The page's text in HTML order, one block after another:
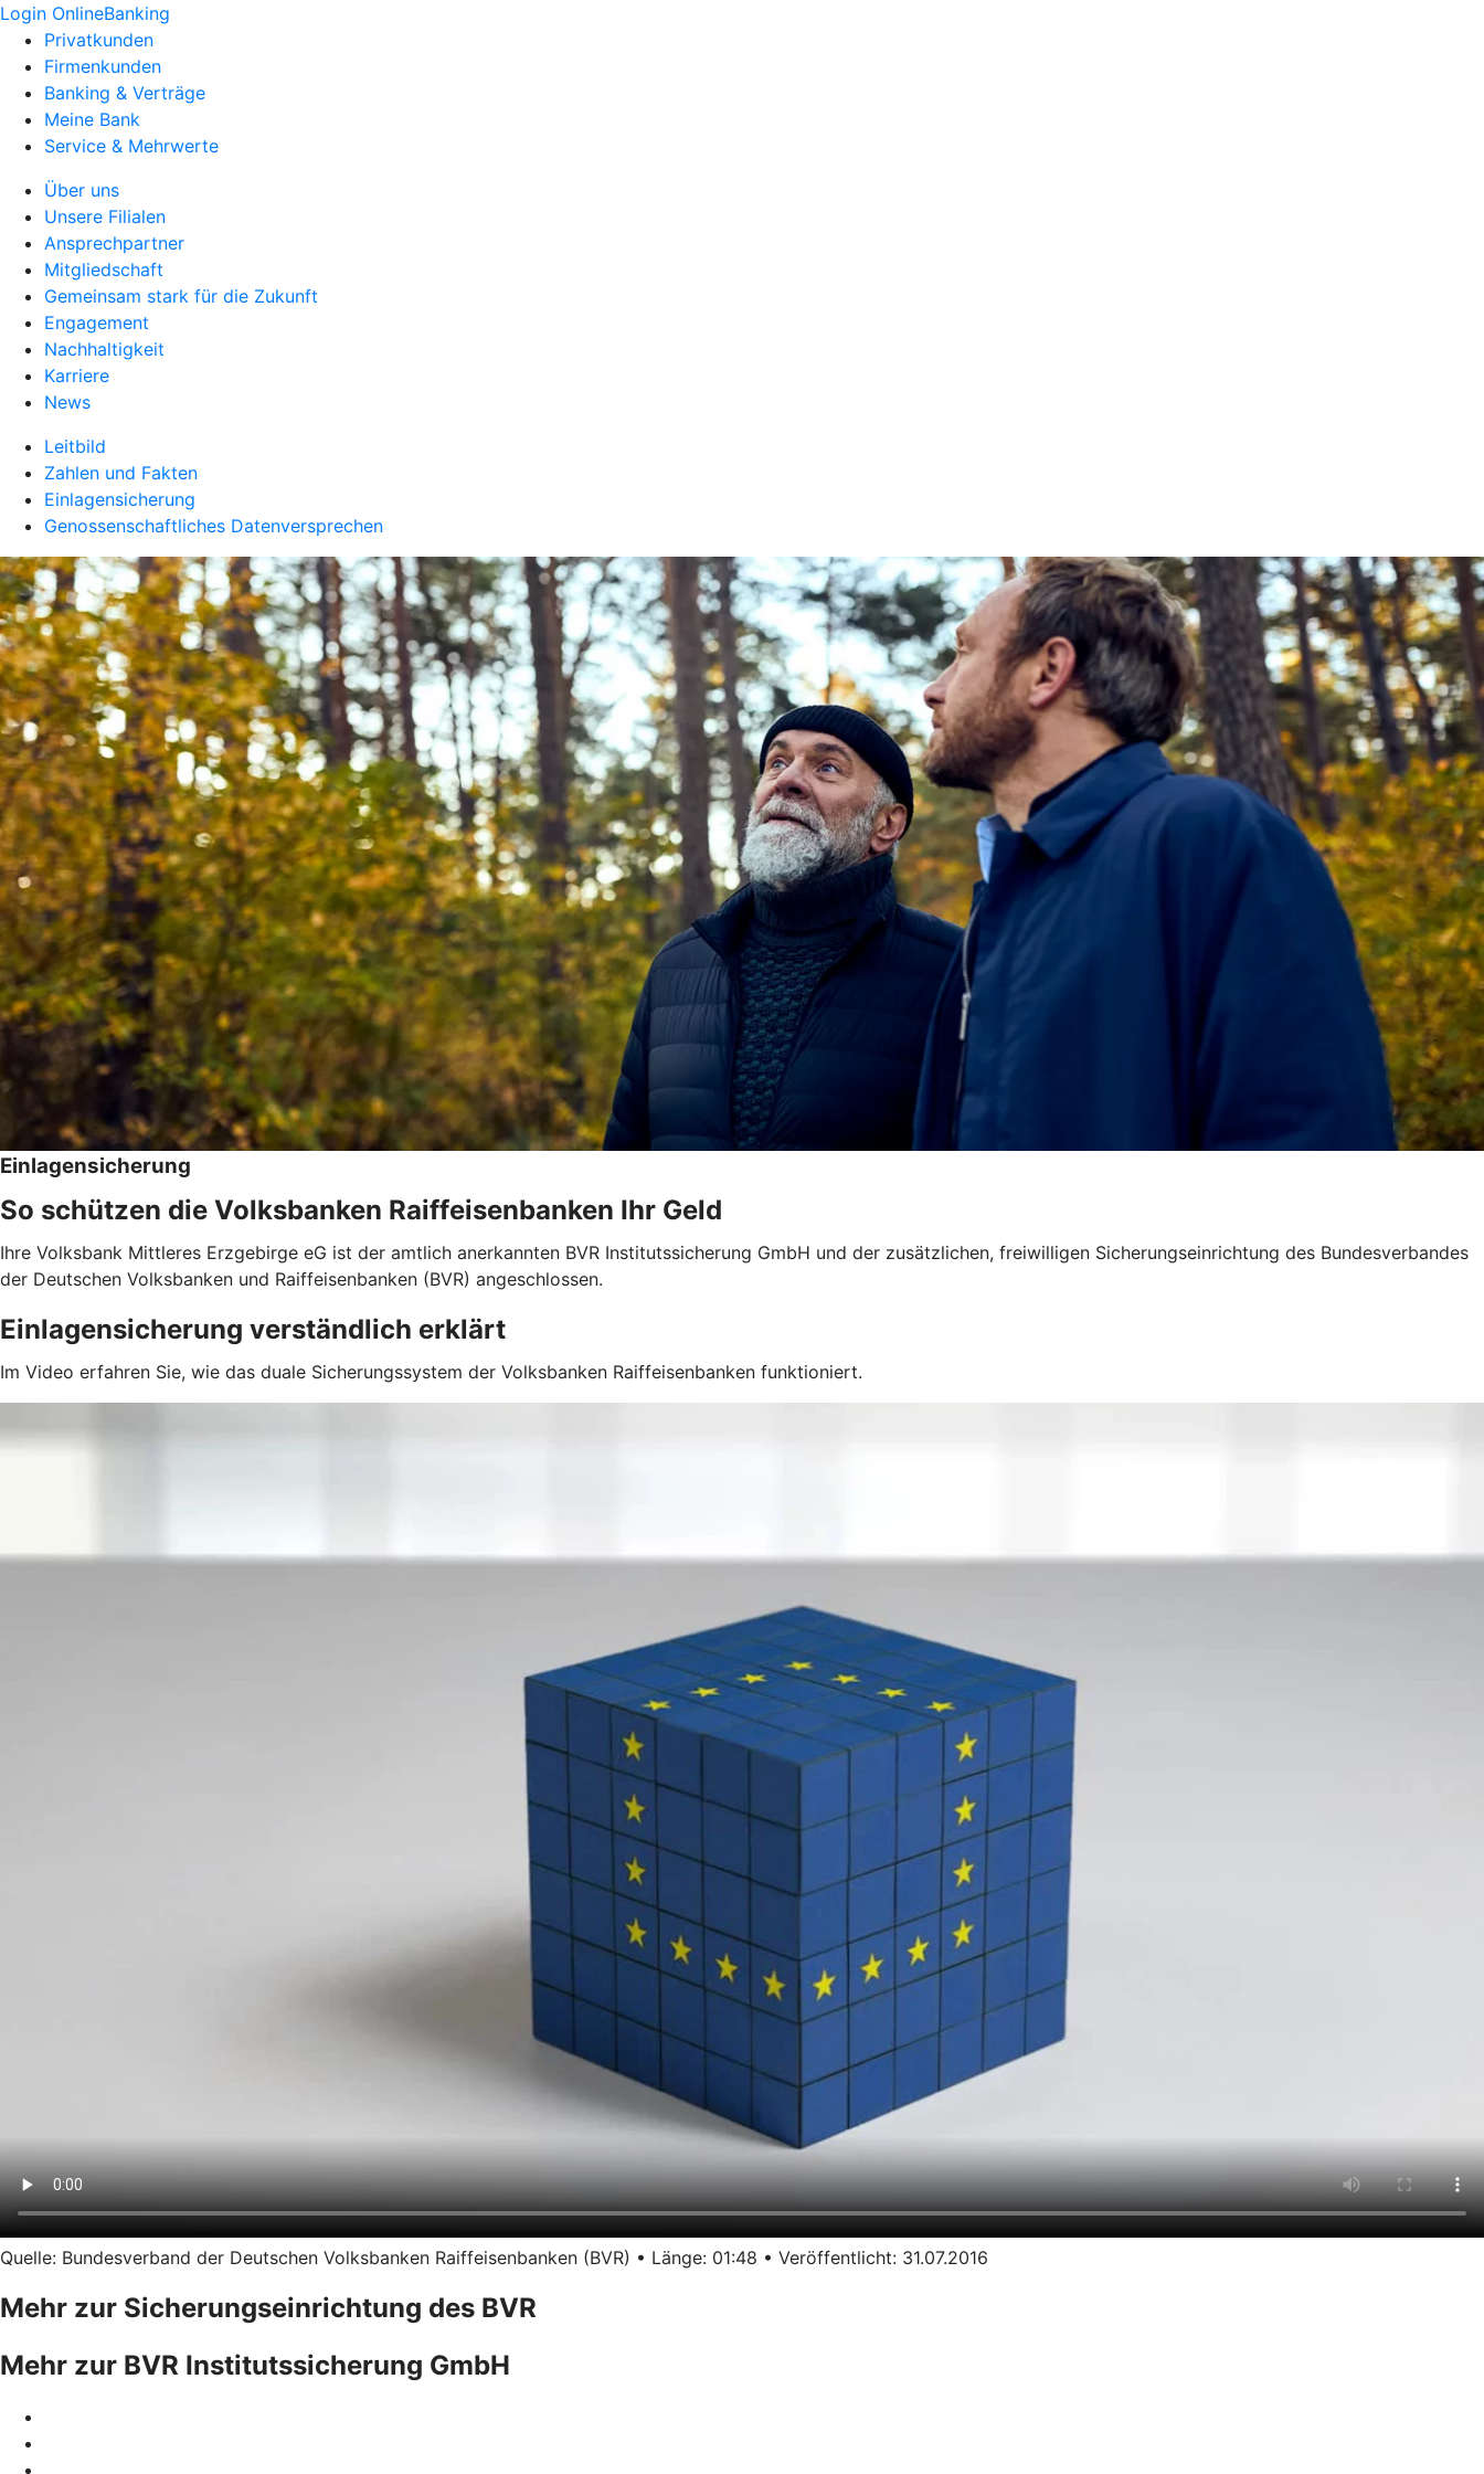
Login OnlineBanking
Privatkunden
Firmenkunden
Banking & Verträge
Meine Bank
Service & Mehrwerte
Über uns
Unsere Filialen
Ansprechpartner
Mitgliedschaft
Gemeinsam stark für die Zukunft
Engagement
Nachhaltigkeit
Karriere
News
Leitbild
Zahlen und Fakten
Einlagensicherung
Genossenschaftliches Datenversprechen
Einlagensicherung
So schützen die Volksbanken Raiffeisenbanken Ihr Geld
Ihre Volksbank Mittleres Erzgebirge eG ist der amtlich anerkannten BVR Institutssicherung GmbH und der zusätzlichen, freiwilligen Sicherungseinrichtung des Bundesverbandes
der Deutschen Volksbanken und Raiffeisenbanken (BVR) angeschlossen.
Einlagensicherung verständlich erklärt
Im Video erfahren Sie, wie das duale Sicherungssystem der Volksbanken Raiffeisenbanken funktioniert.
Quelle: Bundesverband der Deutschen Volksbanken Raiffeisenbanken (BVR) • Länge: 01:48 • Veröffentlicht: 31.07.2016
Mehr zur Sicherungseinrichtung des BVR
Mehr zur BVR Institutssicherung GmbH